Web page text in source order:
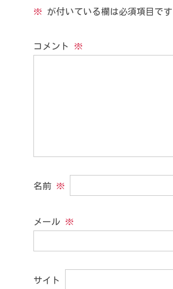
※ が付いている欄は必須項目です
コメント ※
名前 ※
メール ※
サイト